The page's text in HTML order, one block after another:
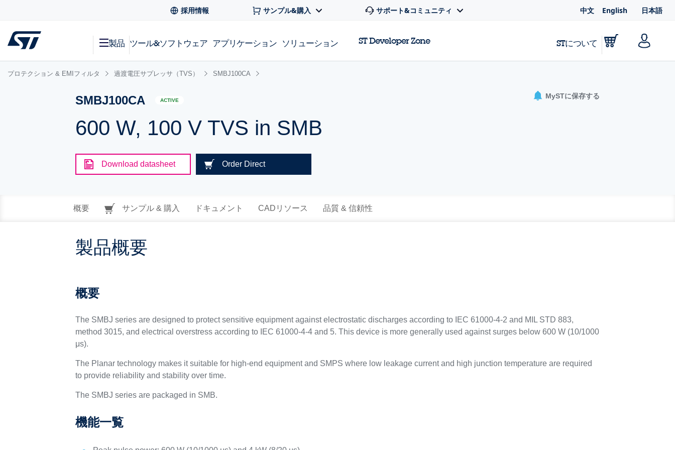
採用情報 サンプル&購入 サポート&コミュニティ 中文 English 日本語
製品 ツール&ソフトウェア アプリケーション ソリューション ST Developer Zone STについて
プロテクション & EMIフィルタ 過渡電圧サプレッサ（TVS） SMBJ100CA
SMBJ100CA ACTIVE
600 W, 100 V TVS in SMB
MySTに保存する
Download datasheet Order Direct
概要 サンプル & 購入 ドキュメント CADリソース 品質 & 信頼性
製品概要
概要
The SMBJ series are designed to protect sensitive equipment against electrostatic discharges according to IEC 61000-4-2 and MIL STD 883,
method 3015, and electrical overstress according to IEC 61000-4-4 and 5. This device is more generally used against surges below 600 W (10/1000
μs).
The Planar technology makes it suitable for high-end equipment and SMPS where low leakage current and high junction temperature are required
to provide reliability and stability over time.
The SMBJ series are packaged in SMB.
機能一覧